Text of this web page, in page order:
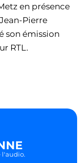
en présence
Pierre
son émission
RTL.
l'audio.